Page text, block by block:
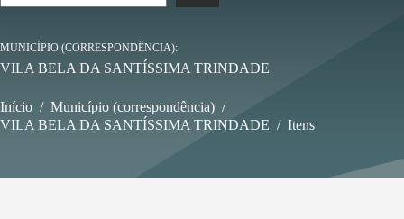
MUNICÍPIO (CORRESPONDÊNCIA)
VILA BELA DA SANTÍSSIMA TRINDADE
Início / Município (correspondência) /
VILA BELA DA SANTÍSSIMA TRINDADE / Itens